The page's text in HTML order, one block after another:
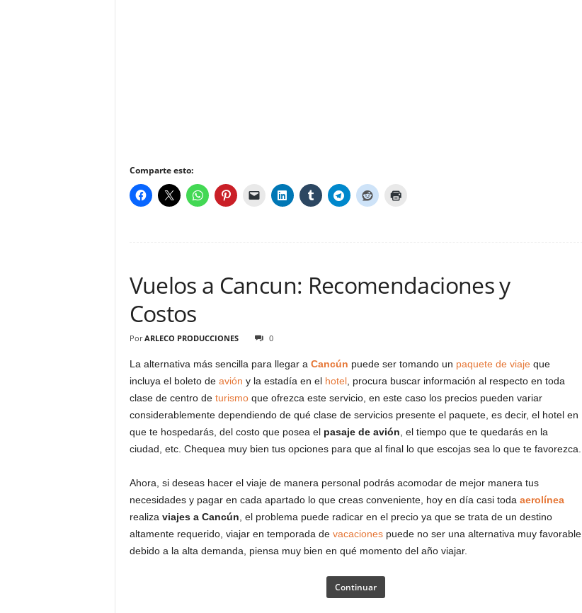
Comparte esto:
Vuelos a Cancun: Recomendaciones y
Costos
Por ARLECO PRODUCCIONES 0
La alternativa más sencilla para llegar a Cancún puede ser tomando un paquete de viajeque
incluya el boleto de avión y la estadía en el hotel, procura buscar información al respecto en toda
clase de centro de turismoque ofrezca este servicio, en este caso los precios pueden variar
considerablemente dependiendo de qué clase de servicios presente el paquete, es decir, el hotel en
que te hospedarás, del costo que posea el pasaje de avión , el tiempo que te quedarás en la
ciudad, etc. Chequea muy bien tus opciones para que al final lo que escojas sea lo que te favorezca.
Ahora, si deseas hacer el viaje de manera personal podrás acomodar de mejor manera tus
necesidades y pagar en cada apartado lo que creas conveniente, hoy en día casi toda aerolínea
realiza viajes a Cancún , el problema puede radicar en el precio ya que se trata de un destino
altamente requerido, viajar en temporada de vacacionespuede no ser una alternativa muy favorable
debido a la alta demanda, piensa muy bien en qué momento del año viajar.
Continuar